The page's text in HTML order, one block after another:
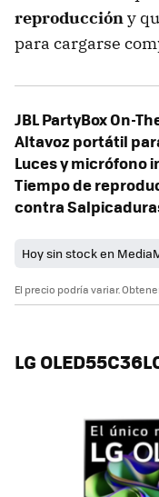
reproducción y
para cargarse
JBL PartyBox On-
Altavoz portátil
Luces y micrófono
Tiempo de
contra
Hoy sin stock en
El precio podría variar.
LG